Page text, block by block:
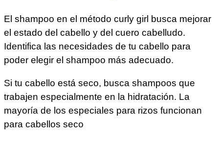
El shampoo en el método curly girl busca mejorar
el estado del cabello y del cuero cabelludo.
Identifica las necesidades de tu cabello para
poder elegir el shampoo más adecuado.
Si tu cabello está seco, busca shampoos que
trabajen especialmente en la hidratación. La
mayoría de los especiales para rizos funcionan
para cabellos seco